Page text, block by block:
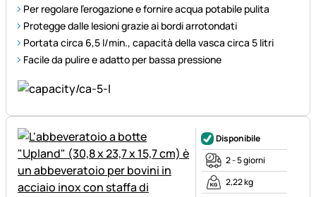
Per regolare l’erogazione e fornire acqua potabile pulita
Protegge dalle lesioni grazie ai bordi arrotondati
Portata circa 6,5 l/min., capacità della vasca circa 5 litri
Facile da pulire e adatto per bassa pressione
Disponibile
2 - 5 giorni
2,22 kg